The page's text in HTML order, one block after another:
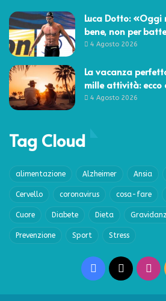
Luca Dotto: «Oggi
bene, non per
4 Agosto 2026
La vacanza
mille attività: ecco
4 Agosto 2026
Tag Cloud
alimentazione Alzheimer Ansia
Cervello coronavirus cosa-fare
Cuore Diabete Dieta
Prevenzione Sport Stress
Facebook